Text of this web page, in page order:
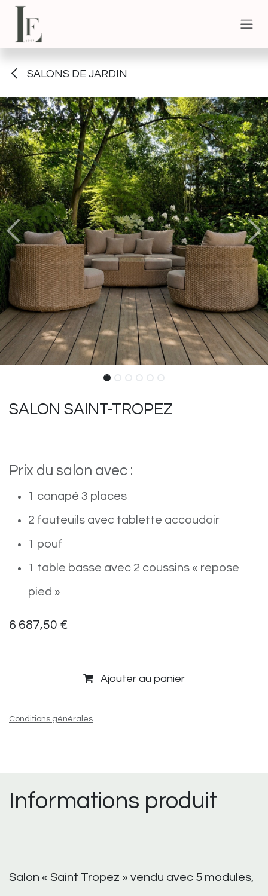
Se rendre au contenu
SALONS DE JARDIN
SALON SAINT-TROPEZ
Prix du salon avec :
1 canapé 3 places
2 fauteuils avec tablette accoudoir
1 pouf
1 table basse avec 2 coussins « repose
pied »
6 687,50 €
Ajouter au panier
Conditions générales
Informations produit
Salon « Saint Tropez » vendu avec 5 modules,